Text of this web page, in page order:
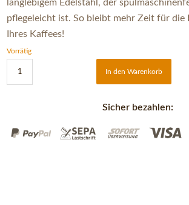
langlebigem Edelstahl, der
pflegeleicht ist. So bleibt mehr Zeit für die
Ihres Kaffees!
Vorrätig
In den Warenkorb
Sicher bezahlen: